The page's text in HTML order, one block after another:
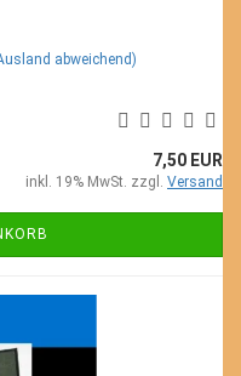
abweichend)
7,50 EUR
inkl. 19% MwSt. zzgl. Versand